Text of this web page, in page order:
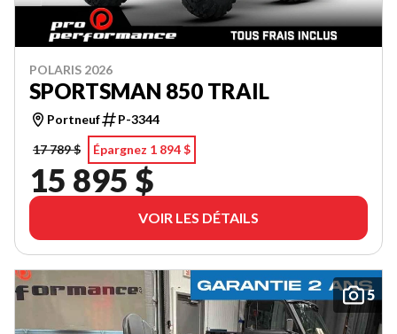
POLARIS 2026
SPORTSMAN 850 TRAIL
Portneuf
P-3344
17 789 $
Épargnez 1 894 $
15 895 $
VOIR LES DÉTAILS
5